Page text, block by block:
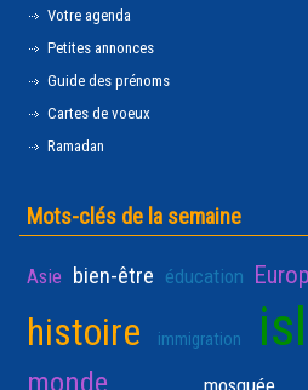
Votre agenda
Petites annonces
Guide des prénoms
Cartes de voeux
Ramadan
Mots-clés de la semaine
Asie bien-être éducation
histoire immigration
monde mosquée